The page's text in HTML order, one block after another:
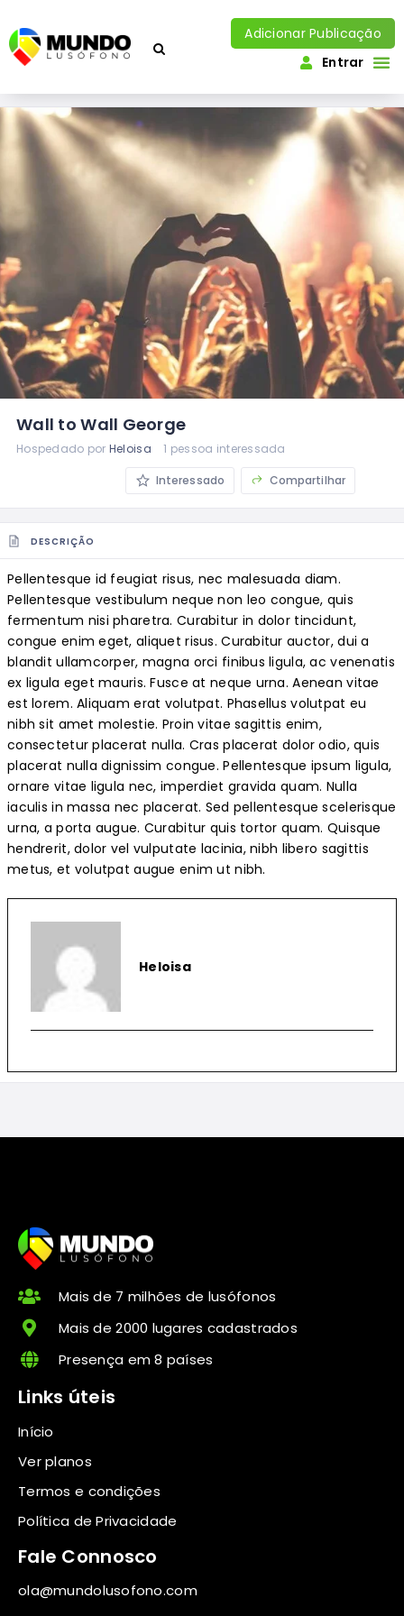
Adicionar Publicação
Entrar
Wall to Wall George
Hospedado por Heloisa 1 pessoa interessada
Interessado Compartilhar
DESCRIÇÃO
Pellentesque id feugiat risus, nec malesuada diam.
Pellentesque vestibulum neque non leo congue, quis
fermentum nisi pharetra. Curabitur in dolor tincidunt,
congue enim eget, aliquet risus. Curabitur auctor, dui a
blandit ullamcorper, magna orci finibus ligula, ac venenatis
ex ligula eget mauris. Fusce at neque urna. Aenean vitae
est lorem. Aliquam erat volutpat. Phasellus volutpat eu
nibh sit amet molestie. Proin vitae sagittis enim,
consectetur placerat nulla. Cras placerat dolor odio, quis
placerat nulla dignissim congue. Pellentesque ipsum ligula,
ornare vitae ligula nec, imperdiet gravida quam. Nulla
iaculis in massa nec placerat. Sed pellentesque scelerisque
urna, a porta augue. Curabitur quis tortor quam. Quisque
hendrerit, dolor vel vulputate lacinia, nibh libero sagittis
metus, et volutpat augue enim ut nibh.
Heloisa
Mais de 7 milhões de lusófonos
Mais de 2000 lugares cadastrados
Presença em 8 países
Links úteis
Início
Ver planos
Termos e condições
Política de Privacidade
Fale Connosco
ola@mundolusofono.com